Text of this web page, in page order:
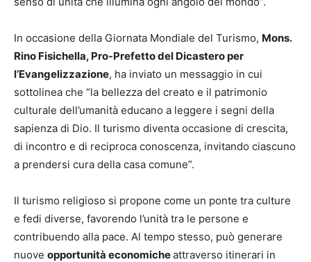
In occasione della Giornata Mondiale del Turismo, Mons.
Rino Fisichella, Pro-Prefetto del Dicastero per
l’Evangelizzazione, ha inviato un messaggio in cui
sottolinea che “la bellezza del creato e il patrimonio
culturale dell’umanità educano a leggere i segni della
sapienza di Dio. Il turismo diventa occasione di crescita,
di incontro e di reciproca conoscenza, invitando ciascuno
a prendersi cura della casa comune”.
Il turismo religioso si propone come un ponte tra culture
e fedi diverse, favorendo l’unità tra le persone e
contribuendo alla pace. Al tempo stesso, può generare
nuove opportunità economicheattraverso itinerari in